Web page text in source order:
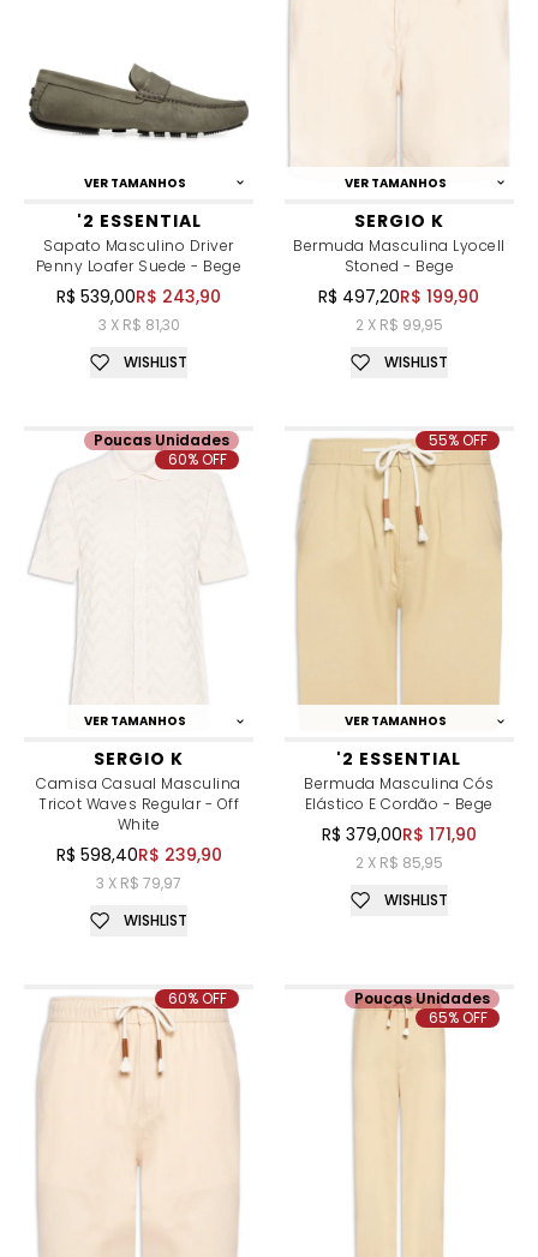
VER TAMANHOS
'2 ESSENTIAL
Sapato Masculino Driver
Penny Loafer Suede - Bege
R$ 539,00R$ 243,90
3 X R$ 81,30
WISHLIST
VER TAMANHOS
SERGIO K
Bermuda Masculina Lyocell
Stoned - Bege
R$ 497,20R$ 199,90
2 X R$ 99,95
WISHLIST
VER TAMANHOS
SERGIO K
Camisa Casual Masculina
Tricot Waves Regular - Off
White
R$ 598,40R$ 239,90
3 X R$ 79,97
Poucas Unidades
60% OFF
WISHLIST
VER TAMANHOS
'2 ESSENTIAL
Bermuda Masculina Cós
Elástico E Cordão - Bege
R$ 379,00R$ 171,90
2 X R$ 85,95
55% OFF
WISHLIST
60% OFF
Poucas Unidades
65% OFF